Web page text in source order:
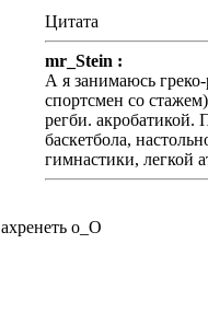
Цитата
mr_Stein :
А я занимаюсь
спортсмен со
регби. акробатикой.
баскетбола,
гимнастики, легкой
ахренеть о_О